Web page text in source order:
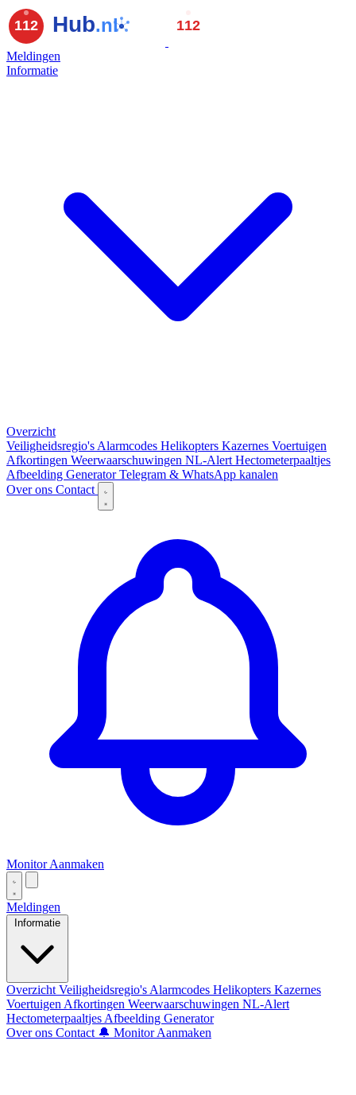
Meldingen
Informatie
Overzicht
Veiligheidsregio's Alarmcodes Helikopters Kazernes Voertuigen
Afkortingen Weerwaarschuwingen NL-Alert Hectometerpaaltjes
Afbeelding GeneratorTelegram & WhatsApp kanalen
Over ons Contact
Monitor Aanmaken
Meldingen
Informatie
Overzicht Veiligheidsregio's Alarmcodes Helikopters Kazernes
Voertuigen Afkortingen Weerwaarschuwingen NL-Alert
Hectometerpaaltjes Afbeelding Generator
Over ons Contact 🔔 Monitor Aanmaken